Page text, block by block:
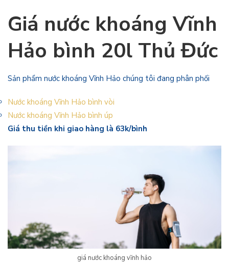
Giá nước khoáng Vĩnh
Hảo bình 20l Thủ Đức
Sản phẩm nước khoáng Vĩnh Hảo chúng tôi đang phân phối
Nước khoáng Vĩnh Hảo bình vòi
Nước khoáng Vĩnh Hảo bình úp
Giá thu tiền khi giao hàng là 63k/bình
giá nước khoáng vĩnh hảo